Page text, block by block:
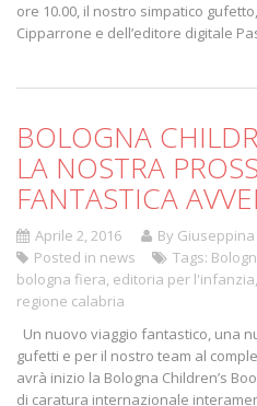
ore 10.00, il nostro simpatico
Cipparrone e dell’editore digitale
BOLOGNA
LA NOSTRA
FANTASTICA
Aprile 2, 2016 By
Posted in news Tags:
bologna fiera, editoria per l'infanzia,
regione calabria
Un nuovo viaggio fantastico, una
gufetti e per il nostro team al
avrà inizio la Bologna Children’s
di caratura internazionale